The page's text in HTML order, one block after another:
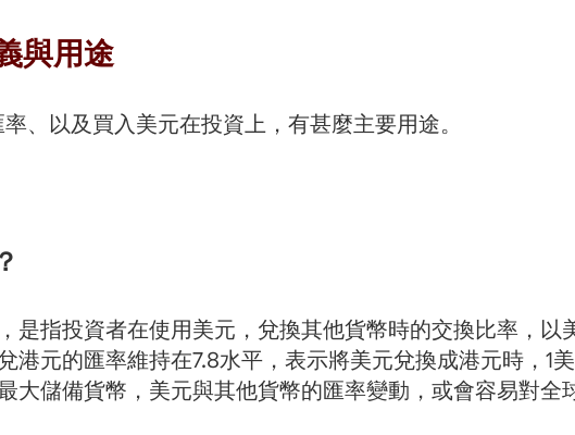
與用途
、以及買入美元在投資上，有甚麼主要用途。
是指投資者在使用美元，兌換其他貨幣時的交換比率，以
港元的匯率維持在7.8水平，表示將美元兌換成港元時，1
大儲備貨幣，美元與其他貨幣的匯率變動，或會容易對全